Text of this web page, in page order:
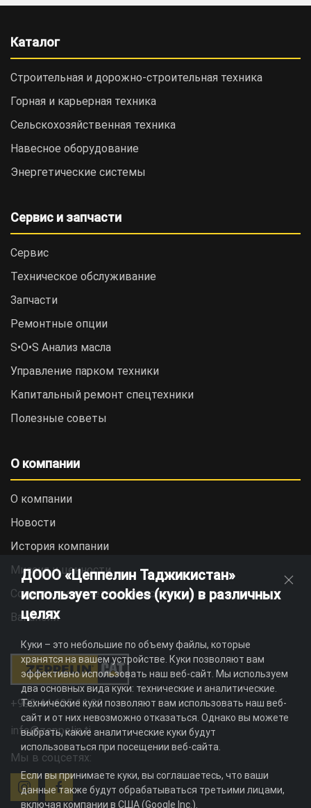
Каталог
Строительная и дорожно-cтроительная техника
Горная и карьерная техника
Сельскохозяйственная техника
Навесное оборудование
Энергетические системы
Сервис и запчасти
Сервис
Техническое обслуживание
Запчасти
Ремонтные опции
S•O•S Анализ масла
Управление парком техники
Капитальный ремонт спецтехники
Полезные советы
О компании
О компании
Новости
История компании
Миссия и ценности
Социальная ответственность
Вакансии
+992 44 625 11 22
info@zeppelin.tj
Мы в соцсетях:
ДООО «Цеппелин Таджикистан»
использует cookies (куки) в различных
целях
Куки – это небольшие по объему файлы, которые
хранятся на вашем устройстве. Куки позволяют вам
эффективно использовать наш веб-сайт. Мы используем
два основных вида куки: технические и аналитические.
Технические куки позволяют вам использовать наш веб-
сайт и от них невозможно отказаться. Однако вы можете
выбрать, какие аналитические куки будут
использоваться при посещении веб-сайта.
Если вы принимаете куки, вы соглашаетесь, что ваши
данные также будут обрабатываться третьими лицами,
включая компании в США (Google Inc.).